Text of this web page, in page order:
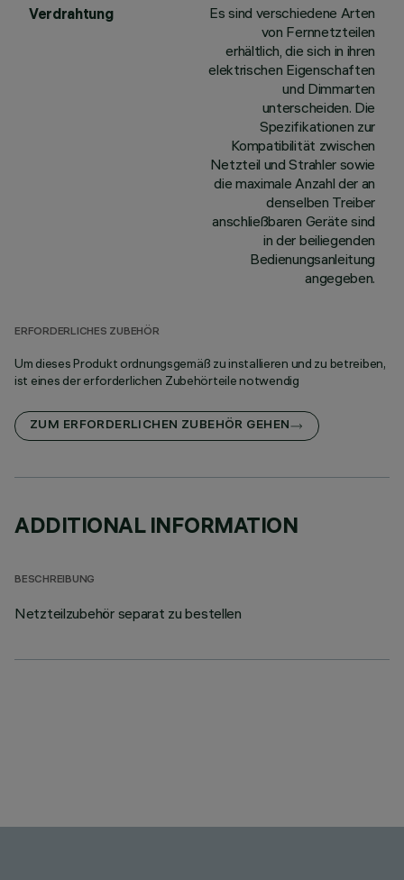
Verdrahtung
Es sind verschiedene Arten
von Fernnetzteilen
erhältlich, die sich in ihren
elektrischen Eigenschaften
und Dimmarten
unterscheiden. Die
Spezifikationen zur
Kompatibilität zwischen
Netzteil und Strahler sowie
die maximale Anzahl der an
denselben Treiber
anschließbaren Geräte sind
in der beiliegenden
Bedienungsanleitung
angegeben.
ERFORDERLICHES ZUBEHÖR
Um dieses Produkt ordnungsgemäß zu installieren und zu betreiben,
ist eines der erforderlichen Zubehörteile notwendig
ZUM ERFORDERLICHEN ZUBEHÖR GEHEN
ADDITIONAL INFORMATION
BESCHREIBUNG
Netzteilzubehör separat zu bestellen